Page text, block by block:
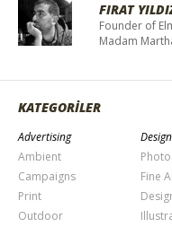
FIRAT
Founder of
Madam
KATEGORİLER
Advertising
Ambient
Campaigns
Print
Outdoor
Fine